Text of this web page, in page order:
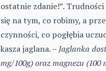
ostatnie zdanie!”.
się na tym, co robimy, a
czynności, co pogłębia
kasza jaglana. – Jaglanka
mg/100g) oraz magnezu (100